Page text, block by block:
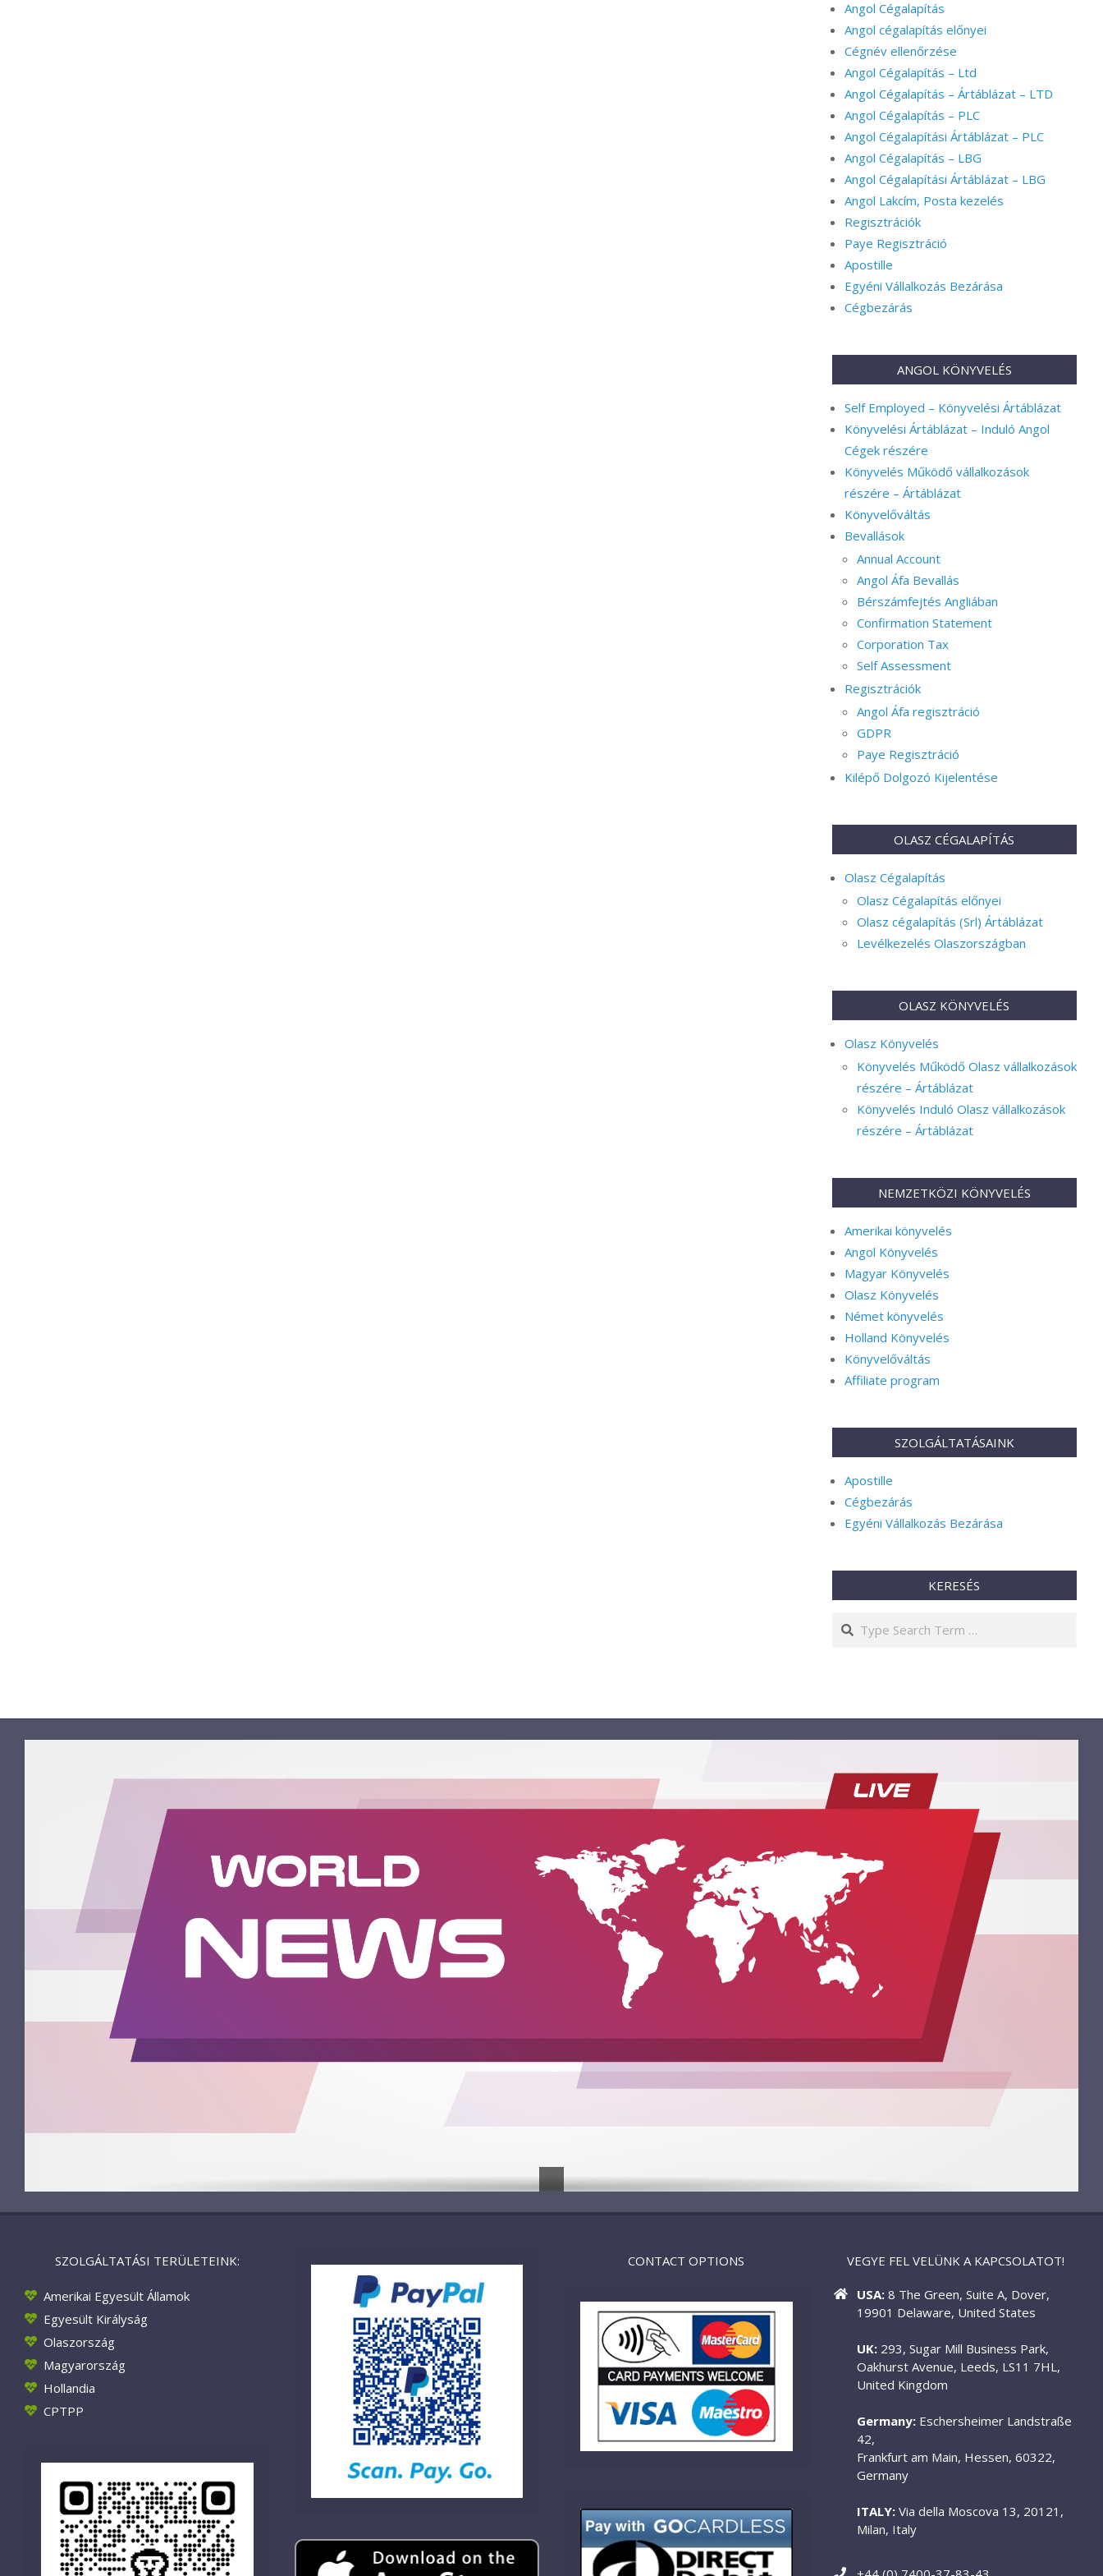
Angol Cégalapítás
Angol cégalapítás előnyei
Cégnév ellenőrzése
Angol Cégalapítás – Ltd
Angol Cégalapítás – Ártáblázat – LTD
Angol Cégalapítás – PLC
Angol Cégalapítási Ártáblázat – PLC
Angol Cégalapítás – LBG
Angol Cégalapítási Ártáblázat – LBG
Angol Lakcím, Posta kezelés
Regisztrációk
Paye Regisztráció
Apostille
Egyéni Vállalkozás Bezárása
Cégbezárás
ANGOL KÖNYVELÉS
Self Employed – Könyvelési Ártáblázat
Könyvelési Ártáblázat – Induló Angol
Cégek részére
Könyvelés Működő vállalkozások
részére – Ártáblázat
Könyvelőváltás
Bevallások
Annual Account
Angol Áfa Bevallás
Bérszámfejtés Angliában
Confirmation Statement
Corporation Tax
Self Assessment
Regisztrációk
Angol Áfa regisztráció
GDPR
Paye Regisztráció
Kilépő Dolgozó Kijelentése
OLASZ CÉGALAPÍTÁS
Olasz Cégalapítás
Olasz Cégalapítás előnyei
Olasz cégalapítás (Srl) Ártáblázat
Levélkezelés Olaszországban
OLASZ KÖNYVELÉS
Olasz Könyvelés
Könyvelés Működő Olasz vállalkozások
részére – Ártáblázat
Könyvelés Induló Olasz vállalkozások
részére – Ártáblázat
NEMZETKÖZI KÖNYVELÉS
Amerikai könyvelés
Angol Könyvelés
Magyar Könyvelés
Olasz Könyvelés
Német könyvelés
Holland Könyvelés
Könyvelőváltás
Affiliate program
SZOLGÁLTATÁSAINK
Apostille
Cégbezárás
Egyéni Vállalkozás Bezárása
KERESÉS
Search
SZOLGÁLTATÁSI TERÜLETEINK:
Amerikai Egyesült Államok
Egyesült Királyság
Olaszország
Magyarország
Hollandia
CPTPP
CONTACT OPTIONS VEGYE FEL VELÜNK A KAPCSOLATOT!
USA: 8 The Green, Suite A, Dover,
19901 Delaware, United States
UK: 293, Sugar Mill Business Park,
Oakhurst Avenue, Leeds, LS11 7HL,
United Kingdom
Germany: Eschersheimer Landstraße
42,
Frankfurt am Main, Hessen, 60322,
Germany
ITALY: Via della Moscova 13, 20121,
Milan, Italy